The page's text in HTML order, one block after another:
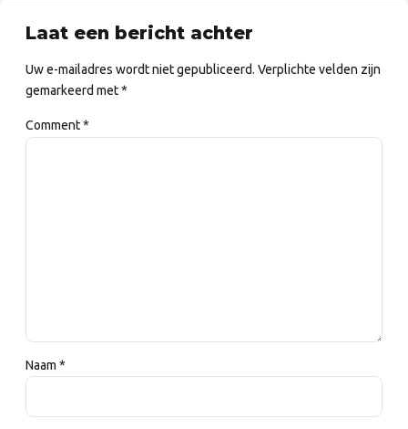
Laat een bericht achter
Uw e-mailadres wordt niet gepubliceerd. Verplichte velden zijn
gemarkeerd met *
Comment*
Naam *